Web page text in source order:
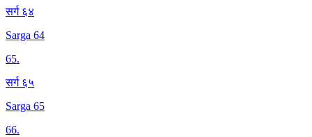
सर्ग ६४
Sarga 64
65.
सर्ग ६५
Sarga 65
66.